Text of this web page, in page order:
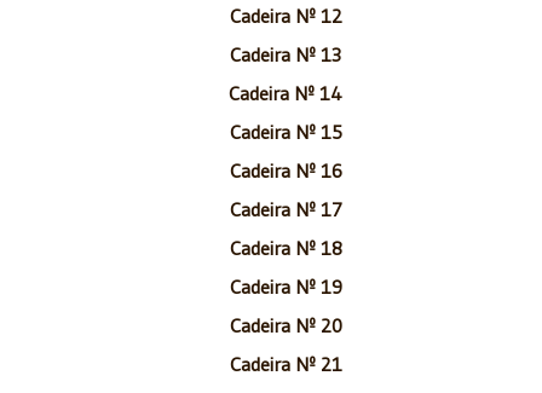
Cadeira Nº 12
Cadeira Nº 13
Cadeira Nº 14
Cadeira Nº 15
Cadeira Nº 16
Cadeira Nº 17
Cadeira Nº 18
Cadeira Nº 19
Cadeira Nº 20
Cadeira Nº 21